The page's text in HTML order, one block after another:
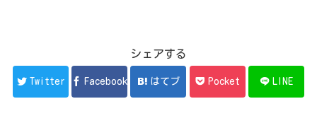
シェアする
Twitter Facebook はてブ Pocket LINE